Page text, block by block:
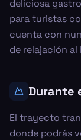
deliciosa
para turistas
cuenta con
de relajación al
Durante
El trayecto
donde podrás